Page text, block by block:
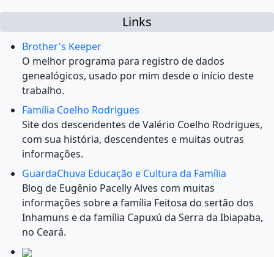
Links
Brother's Keeper
O melhor programa para registro de dados
genealógicos, usado por mim desde o início deste
trabalho.
Família Coelho Rodrigues
Site dos descendentes de Valério Coelho Rodrigues,
com sua história, descendentes e muitas outras
informações.
GuardaChuva Educação e Cultura da Família
Blog de Eugênio Pacelly Alves com muitas
informações sobre a família Feitosa do sertão dos
Inhamuns e da família Capuxú da Serra da Ibiapaba,
no Ceará.